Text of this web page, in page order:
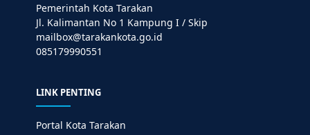
Pemerintah Kota Tarakan
Jl. Kalimantan No 1 Kampung I / Skip
mailbox@tarakankota.go.id
085179990551
LINK PENTING
Portal Kota Tarakan